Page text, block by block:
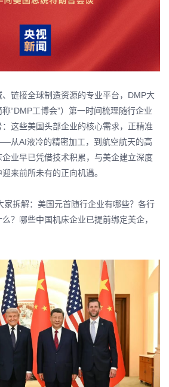
链接全球制造资源的专业平台，DMP大
“DMP工博会”）第一时间梳理随行企业
这些美国头部企业的核心需求，正精准
从AI液冷的精密加工，到航空航天的高
业早已凭借技术积累，与美企建立深度
来前所未有的正向机遇。
家拆解：美国元首随行企业有哪些？各行
？哪些中国机床企业已提前绑定美企，